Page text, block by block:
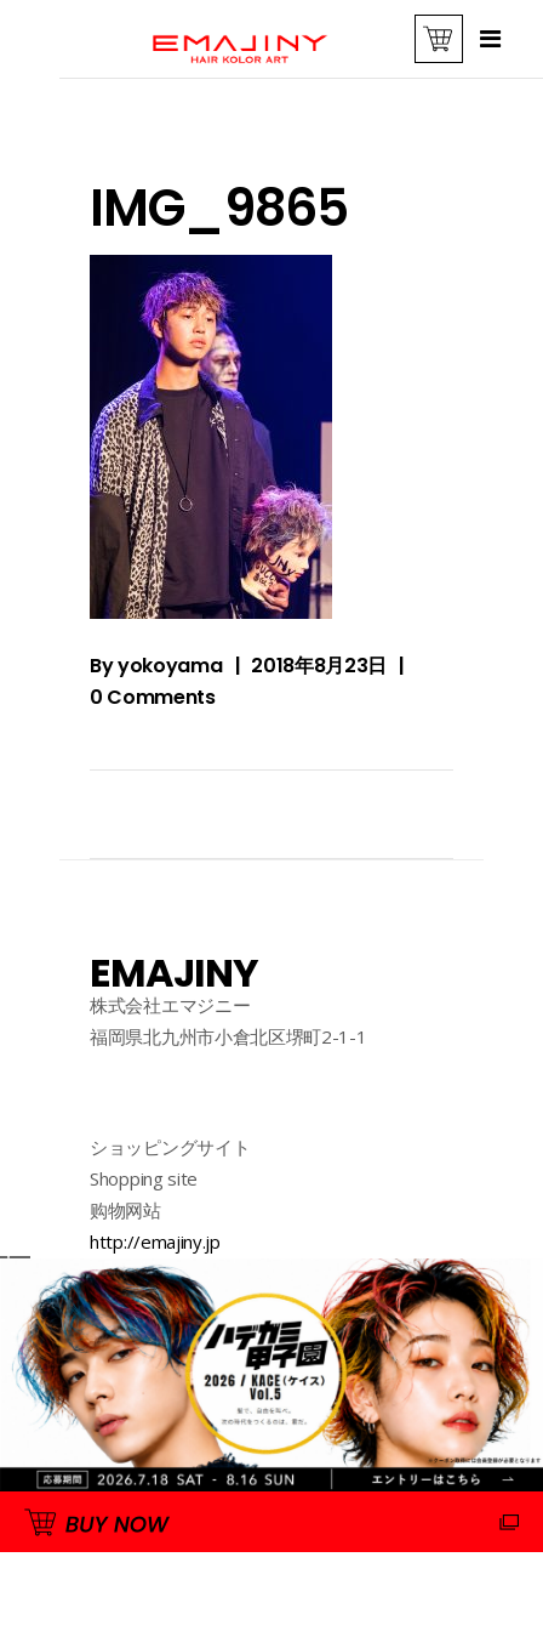
IMG_9865
Byyokoyama
2018年8月23日
0 Comments
EMAJINY
株式会社エマジニー
福岡県北九州市小倉北区堺町2-1-1
ショッピングサイト
Shopping site
购物网站
http://emajiny.jp